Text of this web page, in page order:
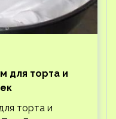
для торта и
торта и